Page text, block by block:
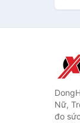
Nữ,
đo